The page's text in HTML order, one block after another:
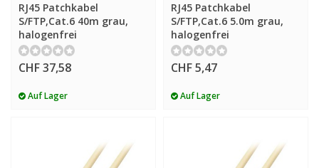
RJ45 Patchkabel
S/FTP,Cat.6 40m grau,
halogenfrei
CHF 37,58
Auf Lager
RJ45 Patchkabel
S/FTP,Cat.6 5.0m grau,
halogenfrei
CHF 5,47
Auf Lager